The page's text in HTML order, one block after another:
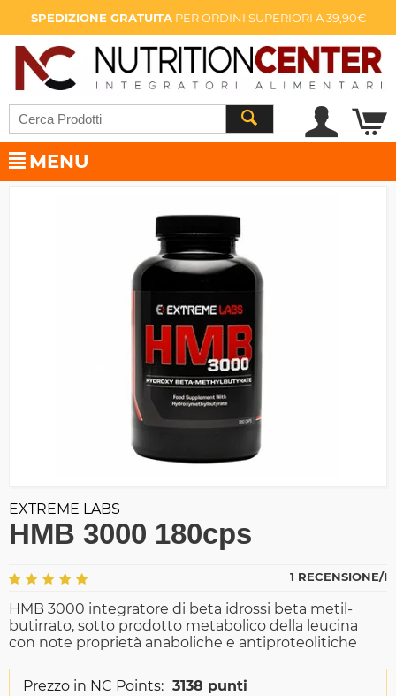
SPEDIZIONE GRATUITAPER ORDINI SUPERIORI A 39,90€
MENU
EXTREME LABS
HMB 3000 180cps
1 RECENSIONE/I
HMB 3000 integratore di beta idrossi beta metil-
butirrato, sotto prodotto metabolico della leucina
con note proprietà anaboliche e antiproteolitiche
Prezzo in NC Points: 3138 punti